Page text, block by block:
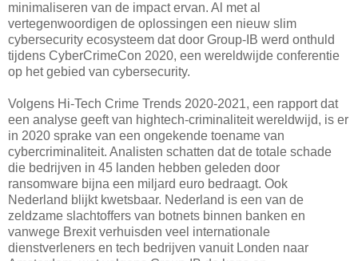
minimaliseren van de impact ervan. Al met al
vertegenwoordigen de oplossingen een nieuw slim
cybersecurity ecosysteem dat door Group-IB werd onthuld
tijdens CyberCrimeCon 2020, een wereldwijde conferentie
op het gebied van cybersecurity.
Volgens Hi-Tech Crime Trends 2020-2021, een rapport dat
een analyse geeft van hightech-criminaliteit wereldwijd, is er
in 2020 sprake van een ongekende toename van
cybercriminaliteit. Analisten schatten dat de totale schade
die bedrijven in 45 landen hebben geleden door
ransomware bijna een miljard euro bedraagt. Ook
Nederland blijkt kwetsbaar. Nederland is een van de
zeldzame slachtoffers van botnets binnen banken en
vanwege Brexit verhuisden veel internationale
dienstverleners en tech bedrijven vanuit Londen naar